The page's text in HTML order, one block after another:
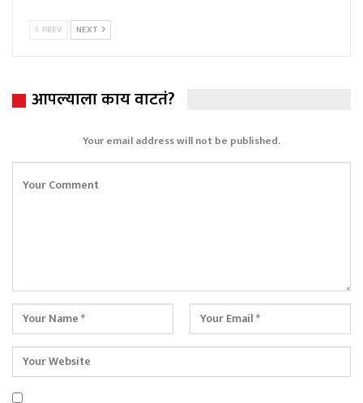
PREV NEXT
आपल्याला काय वाटतं?
Your email address will not be published.